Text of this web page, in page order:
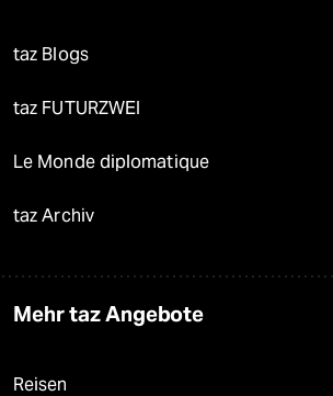
taz Blogs
taz FUTURZWEI
Le Monde diplomatique
taz Archiv
Mehr taz Angebote
Reisen